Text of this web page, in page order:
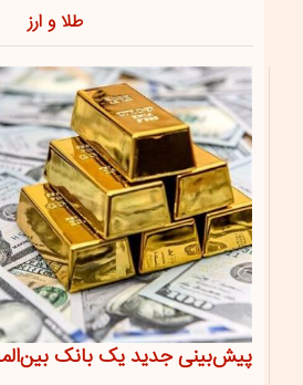
طلا و ارز
پیش‌بینی جدید یک بانک